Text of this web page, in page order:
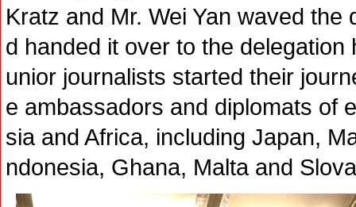
Kratz and Mr. Wei Yan waved
d handed it over to the delegation
unior journalists started their
e ambassadors and diplomats of
sia and Africa, including Japan,
ndonesia, Ghana, Malta and